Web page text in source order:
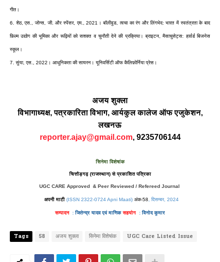
गीत।
6. शेठ,एस .,जोन्स जी.और स्पेंसर, एम., 2021 । बॉलीवुड, त्वचा का रंग और लिंगभेद:भारत में स्वतंत्रता के बाद
फ़िल्म उद्योग की भूमिका और रूढ़ियों को सशक्त व चुनौती देने की प्रक्रिया। ब्राइटन ,मैसाचुसेट्स: हार्वर्ड बिजनेस
स्कूल।
7. सुंया, एस ., 2022 । आधुनिकता की सायरन। यूनिवर्सिटी ऑफ कैलिफ़ोर्निया प्रेस।
अजय शुक्ला
विभागाध्यक्ष, पत्रकारिता विभाग, आर्यकुल कालेज ऑफ एजुकेशन,
लखनऊ
reporter.ajay@gmail.com, 9235706144
सिनेमा विशेषांक
चित्तौड़गढ़ (राजस्थान) से प्रकाशित पत्रिका
UGC CARE Approved & Peer Reviewed / Refereed Journal
अपनी माटी (ISSN 2322-0724 Apni Maati) अंक-58 , दिसम्बर , 2024
सम्पादन : जितेन्द्र यादव एवंमाणिक सहयोग : विनोद कुमार
Tags 58 अजय शुक्ला सिनेमा विशेषांक UGC Care Listed Issue